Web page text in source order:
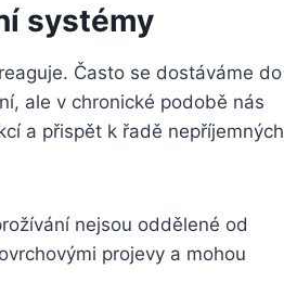
systémy
Často se dostáváme do
ale v chronické podobě nás
a přispět k řadě nepříjemných
nejsou oddělené od
projevy a mohou